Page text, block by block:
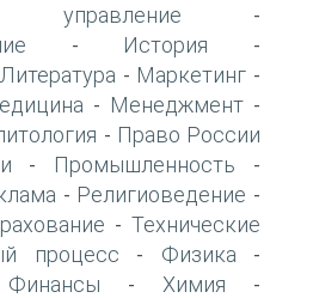
-
- История -
Литература - Маркетинг -
- Менеджмент -
- Право России
- Промышленность -
- Религиоведение -
- Технические
процесс - Физика -
Финансы - Химия -